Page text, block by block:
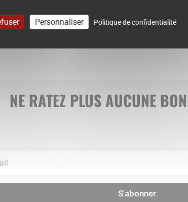
NE RATEZ PLUS AUCUNE
S'abonner
Personnaliser Politique de confidentialité